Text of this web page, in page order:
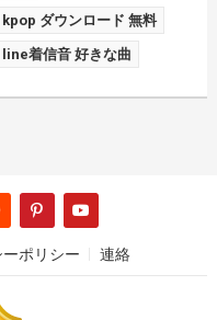
kpop ダウンロード 無料
line着信音 好きな曲
ポリシー 連絡